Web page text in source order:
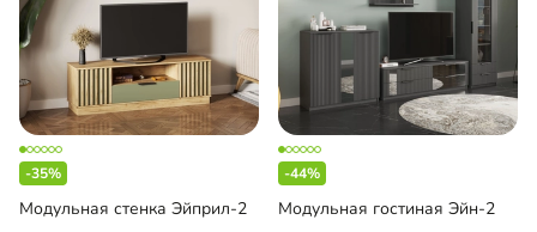
-35%
Модульная стенка Эйприл-2
-44%
Модульная гостиная Эйн-2